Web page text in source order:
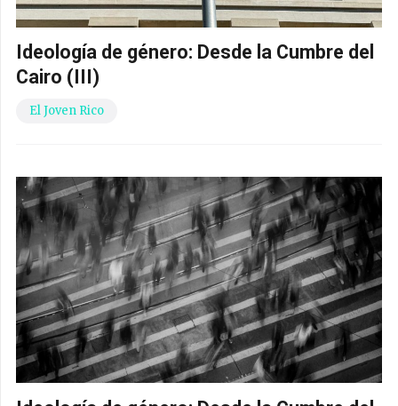
Ideología de género: Desde la Cumbre del
Cairo (III)
El Joven Rico